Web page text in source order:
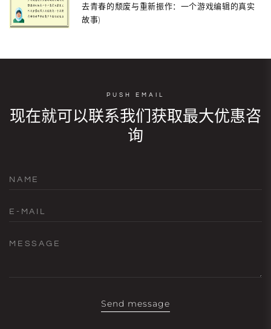
去青春的颓废与重新振作：一个游戏编辑的真实
故事)
PUSH EMAIL
现在就可以联系我们获取最大优惠咨
询
NAME
E-MAIL
MESSAGE
Send message